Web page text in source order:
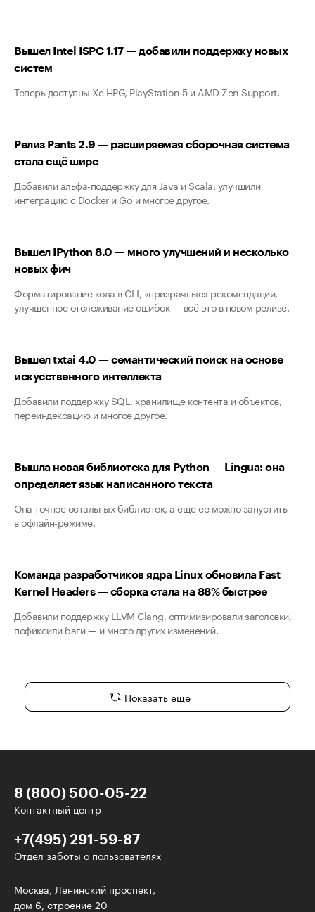
Вышел Intel ISPC 1.17 — добавили поддержку новых
систем
Теперь доступны Xe HPG, PlayStation 5 и AMD Zen Support.
Релиз Pants 2.9 — расширяемая сборочная система
стала ещё шире
Добавили альфа-поддержку для Java и Scala, улучшили
интеграцию с Docker и Go и многое другое.
Вышел IPython 8.0 — много улучшений и несколько
новых фич
Форматирование кода в CLI, «призрачные» рекомендации,
улучшенное отслеживание ошибок — всё это в новом релизе.
Вышел txtai 4.0 — семантический поиск на основе
искусственного интеллекта
Добавили поддержку SQL, хранилище контента и объектов,
переиндексацию и многое другое.
Вышла новая библиотека для Python — Lingua: она
определяет язык написанного текста
Она точнее остальных библиотек, а ещё её можно запустить
в офлайн-режиме.
Команда разработчиков ядра Linux обновила Fast
Kernel Headers — сборка стала на 88% быстрее
Добавили поддержку LLVM Clang, оптимизировали заголовки,
пофиксили баги — и много других изменений.
Показать еще
8 (800) 500-05-22
Контактный центр
+7(495) 291-59-87
Отдел заботы о пользователях
Москва, Ленинский проспект,
дом 6, строение 20
У нас есть классные рассылки!